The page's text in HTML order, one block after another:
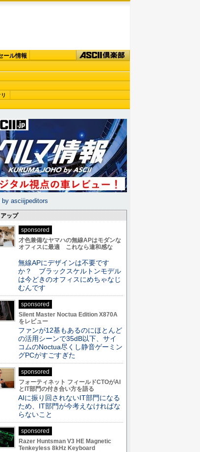
ール情報
by asciijpeditors
ップ
sponsored
才色兼備なヤマハの無線APはモダンな
オフィスに最適 これなら違和感な
無線APにデザインは不要です
か？ ブラックスケルトンモデル
は今どきのオフィスにめちゃなじ
むんです
sponsored
Silent Master Noctua Edition X870A
をレビュー
ファンが12基もあるのにほとんど
の活用シーンで35dB以下、サイ
コムのNoctua尽くし静音ゲーミン
グPCがすごすぎた
sponsored
フォーティネット フィールドCTOがAI
とIT部門の付き合い方を語る
AIに振り回されないIT部門になる
ため、IT部門が今考えなければな
らないこと
sponsored
Razer Huntsman V3 HE Magnetic
Tenkeyless 8kHz Keyboard